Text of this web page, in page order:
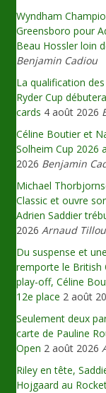
Wyndham
Greensboro pour
Beau Hossler loin
Benjamin Cadiou
La qualification
Ryder Cup
cards 4 août 2026
Céline Boutier et
Solheim Cup 2026
2026 Benjamin
Michael
Classic et ouvre
Adrien Saddier
2026 Arnaud
Du suspense et
remporte le British
play-off, Céline
12e place 2 août
Seulement deux
carte de Pauline
Open 2 août 2026
Riley en tête,
Hojgaard au